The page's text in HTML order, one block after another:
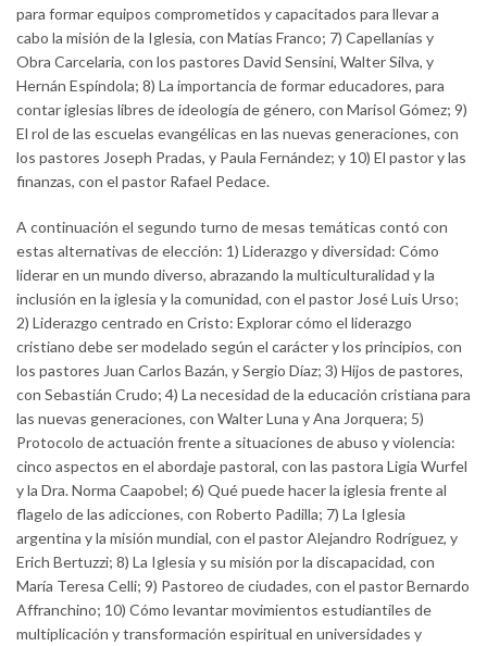
para formar equipos comprometidos y capacitados para llevar a
cabo la misión de la Iglesia, con Matías Franco; 7) Capellanías y
Obra Carcelaria, con los pastores David Sensini, Walter Silva, y
Hernán Espíndola; 8) La importancia de formar educadores, para
contar iglesias libres de ideología de género, con Marisol Gómez; 9)
El rol de las escuelas evangélicas en las nuevas generaciones, con
los pastores Joseph Pradas, y Paula Fernández; y 10) El pastor y las
finanzas, con el pastor Rafael Pedace.
A continuación el segundo turno de mesas temáticas contó con
estas alternativas de elección: 1) Liderazgo y diversidad: Cómo
liderar en un mundo diverso, abrazando la multiculturalidad y la
inclusión en la iglesia y la comunidad, con el pastor José Luis Urso;
2) Liderazgo centrado en Cristo: Explorar cómo el liderazgo
cristiano debe ser modelado según el carácter y los principios, con
los pastores Juan Carlos Bazán, y Sergio Díaz; 3) Hijos de pastores,
con Sebastián Crudo; 4) La necesidad de la educación cristiana para
las nuevas generaciones, con Walter Luna y Ana Jorquera; 5)
Protocolo de actuación frente a situaciones de abuso y violencia:
cinco aspectos en el abordaje pastoral, con las pastora Ligia Wurfel
y la Dra. Norma Caapobel; 6) Qué puede hacer la iglesia frente al
flagelo de las adicciones, con Roberto Padilla; 7) La Iglesia
argentina y la misión mundial, con el pastor Alejandro Rodríguez, y
Erich Bertuzzi; 8) La Iglesia y su misión por la discapacidad, con
María Teresa Celli; 9) Pastoreo de ciudades, con el pastor Bernardo
Affranchino; 10) Cómo levantar movimientos estudiantiles de
multiplicación y transformación espiritual en universidades y